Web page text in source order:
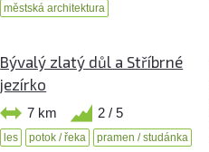
městská architektura
Bývalý zlatý důl a Stříbrné
jezírko
7 km 2 / 5
les potok / řeka pramen / studánka